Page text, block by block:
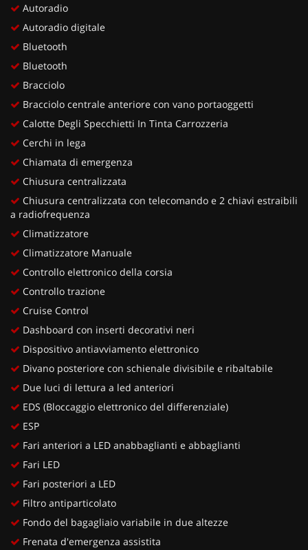
Autoradio
Autoradio digitale
Bluetooth
Bluetooth
Bracciolo
Bracciolo centrale anteriore con vano portaoggetti
Calotte Degli Specchietti In Tinta Carrozzeria
Cerchi in lega
Chiamata di emergenza
Chiusura centralizzata
Chiusura centralizzata con telecomando e 2 chiavi estraibili
a radiofrequenza
Climatizzatore
Climatizzatore Manuale
Controllo elettronico della corsia
Controllo trazione
Cruise Control
Dashboard con inserti decorativi neri
Dispositivo antiavviamento elettronico
Divano posteriore con schienale divisibile e ribaltabile
Due luci di lettura a led anteriori
EDS (Bloccaggio elettronico del differenziale)
ESP
Fari anteriori a LED anabbaglianti e abbaglianti
Fari LED
Fari posteriori a LED
Filtro antiparticolato
Fondo del bagagliaio variabile in due altezze
Frenata d'emergenza assistita